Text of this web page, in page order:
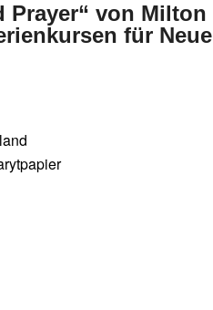
Prayer“ von Milton
für Neue